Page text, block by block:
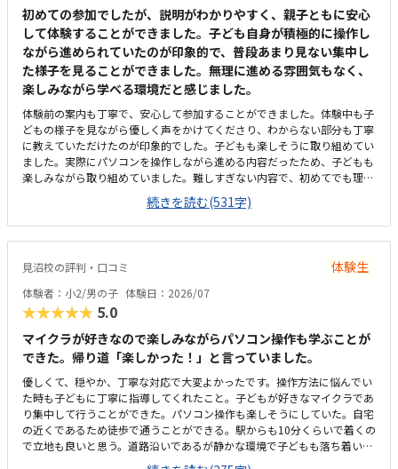
初めての参加でしたが、説明がわかりやすく、親子ともに安心
して体験することができました。子ども自身が積極的に操作し
ながら進められていたのが印象的で、普段あまり見ない集中し
た様子を見ることができました。無理に進める雰囲気もなく、
楽しみながら学べる環境だと感じました。
体験前の案内も丁寧で、安心して参加することができました。体験中も子
どもの様子を見ながら優しく声をかけてくださり、わからない部分も丁寧
に教えていただけたのが印象的でした。子どもも楽しそうに取り組めてい
ました。実際にパソコンを操作しながら進める内容だったため、子どもも
楽しみながら取り組めていました。難しすぎない内容で、初めてでも理解
しやすいよう工夫されていると感じました。体験教室は実際に通う教室と
は別会場でしたが、アクセスはわかりやすかったです。近隣の駐車場から
少し歩きましたが、そこまで距離は気になりませんでした。体験会場はお
しゃれなカフェの雰囲気で、落ち着いて過ごせる空間でした。清潔感があ
り、子どももリラックスして参加できていたと思います。内容を考えると
納得感はありましたが、普段通っている他の習い事と比較すると、やはり
少し高めには感じました。ただ、少人数でしっかり見てもらえる点や、実
際に手を動かして学べる内容には魅力を感じました。スタッフの方が終始
丁寧に対応してくださり、安心して体験に参加できました。教室として大
切にしている考え方や方針についてのお話にも共感できたのが印象的でし
た。子どもも途中で飽きることなく、最後まで楽しそうに取り組んでいま
続きを読む(531字)
見沼校の評判・口コミ 体験生
体験者：小2/男の子 体験日：2026/07
★★★★★ 5.0
マイクラが好きなので楽しみながらパソコン操作も学ぶことが
できた。帰り道「楽しかった！」と言っていました。
優しくて、穏やか、丁寧な対応で大変よかったです。操作方法に悩んでい
た時も子どもに丁寧に指導してくれたこと。子どもが好きなマイクラであ
り集中して行うことができた。パソコン操作も楽しそうにしていた。自宅
の近くであるため徒歩で通うことができる。駅からも10分くらいで着くの
で立地も良いと思う。道路沿いであるが静かな環境で子どもも落ち着いて
集中して授業を受けることができた。プログラミングは高いイメージです